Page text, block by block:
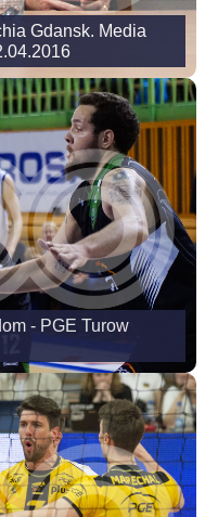
Gdansk. Media
- PGE Turow